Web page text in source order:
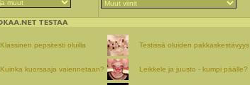
Klassinen pepsitesti oluilla
Testissä oluiden pakkaskestävyys
Kuinka kuorsaaja vaiennetaan? Leikkele ja juusto - kumpi päälle?